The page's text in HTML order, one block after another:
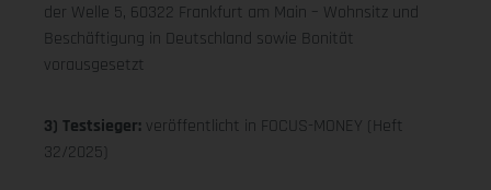
der Welle 5, 60322 Frankfurt am Main – Wohnsitz und
Beschäftigung in Deutschland sowie Bonität
vorausgesetzt
3) Testsieger: veröffentlicht in FOCUS-MONEY (Heft
32/2025)